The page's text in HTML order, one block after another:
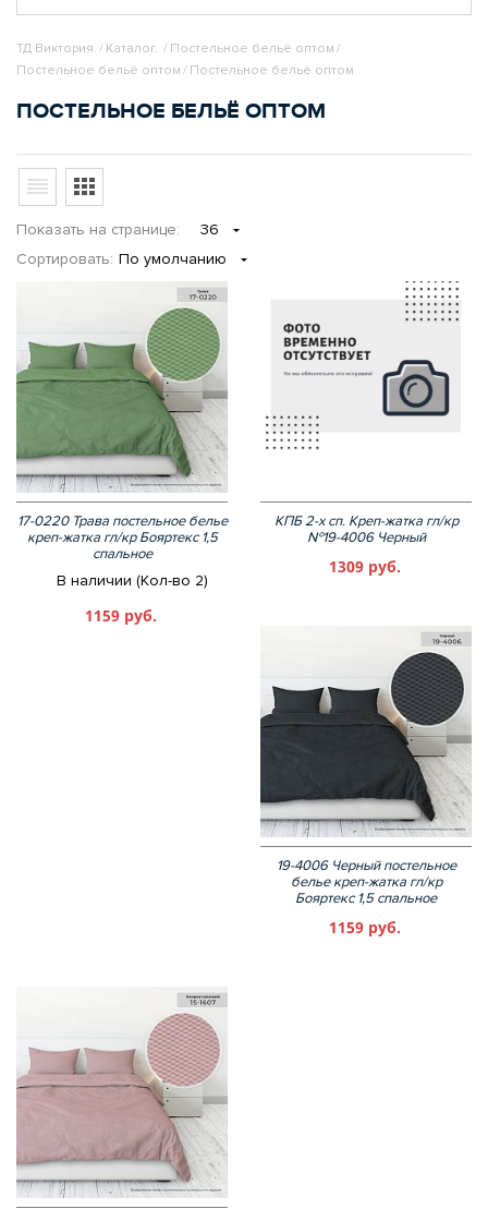
ТД Виктория. / Каталог. / Постельное бельё оптом /
Постельное бельё оптом / Постельное бельё оптом
ПОСТЕЛЬНОЕ БЕЛЬЁ ОПТОМ
Показать на странице:
36
Сортировать: По умолчанию
17-0220 Трава постельное белье
креп-жатка гл/кр Бояртекс 1,5
спальное
В наличии (Кол-во 2)
1159 руб.
КПБ 2-х сп. Креп-жатка гл/кр
№19-4006 Черный
1309 руб.
19-4006 Черный постельное
белье креп-жатка гл/кр
Бояртекс 1,5 спальное
1159 руб.